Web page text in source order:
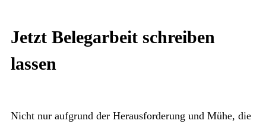
Jetzt Belegarbeit schreiben
lassen
Nicht nur aufgrund der Herausforderung und Mühe, die